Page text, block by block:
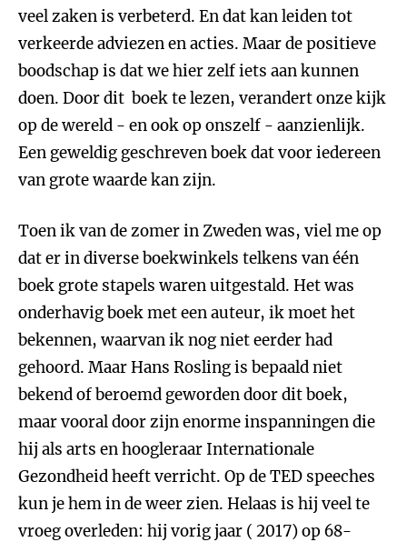
veel zaken is verbeterd. En dat kan leiden tot
verkeerde adviezen en acties. Maar de positieve
boodschap is dat we hier zelf iets aan kunnen
doen. Door dit boek te lezen, verandert onze kijk
op de wereld - en ook op onszelf - aanzienlijk.
Een geweldig geschreven boek dat voor iedereen
van grote waarde kan zijn.
Toen ik van de zomer in Zweden was, viel me op
dat er in diverse boekwinkels telkens van één
boek grote stapels waren uitgestald. Het was
onderhavig boek met een auteur, ik moet het
bekennen, waarvan ik nog niet eerder had
gehoord. Maar Hans Rosling is bepaald niet
bekend of beroemd geworden door dit boek,
maar vooral door zijn enorme inspanningen die
hij als arts en hoogleraar Internationale
Gezondheid heeft verricht. Op de TED speeches
kun je hem in de weer zien. Helaas is hij veel te
vroeg overleden: hij vorig jaar ( 2017) op 68-